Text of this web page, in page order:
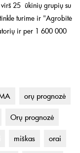
25 ūkinių grupių su
turime ir "Agrobitė
ir per 1 600 000
orų prognozė
Orų prognozė
miškas orai